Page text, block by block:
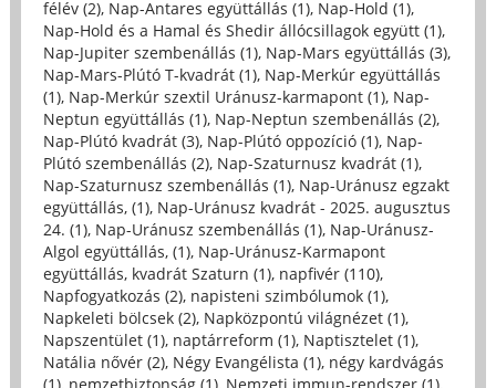
félév (2), Nap-Antares együttállás (1), Nap-Hold (1),
Nap-Hold és a Hamal és Shedir állócsillagok együtt (1),
Nap-Jupiter szembenállás (1), Nap-Mars együttállás (3),
Nap-Mars-Plútó T-kvadrát (1), Nap-Merkúr együttállás
(1), Nap-Merkúr szextil Uránusz-karmapont (1), Nap-
Neptun együttállás (1), Nap-Neptun szembenállás (2),
Nap-Plútó kvadrát (3), Nap-Plútó oppozíció (1), Nap-
Plútó szembenállás (2), Nap-Szaturnusz kvadrát (1),
Nap-Szaturnusz szembenállás (1), Nap-Uránusz egzakt
együttállás, (1), Nap-Uránusz kvadrát - 2025. augusztus
24. (1), Nap-Uránusz szembenállás (1), Nap-Uránusz-
Algol együttállás, (1), Nap-Uránusz-Karmapont
együttállás, kvadrát Szaturn (1), napfivér (110),
Napfogyatkozás (2), napisteni szimbólumok (1),
Napkeleti bölcsek (2), Napközpontú világnézet (1),
Napszentület (1), naptárreform (1), Naptisztelet (1),
Natália nővér (2), Négy Evangélista (1), négy kardvágás
(1), nemzetbiztonság (1), Nemzeti immun-rendszer (1),